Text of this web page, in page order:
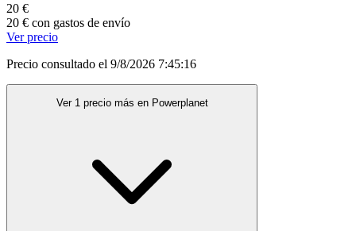
20 €
20 € con gastos de envío
Ver precio
Precio consultado el 9/8/2026 7:45:16
Ver 1 precio más en Powerplanet